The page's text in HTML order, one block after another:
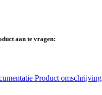
aan te vragen:
Product omschrijving